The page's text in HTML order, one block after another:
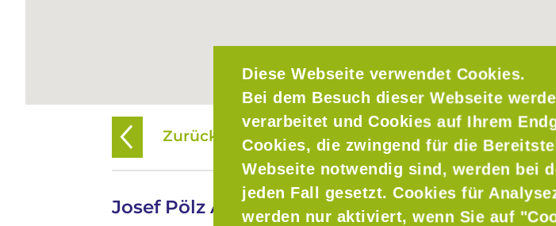
Diese Webseite verwendet Cookies.
Bei dem Besuch dieser Webseite
verarbeitet und Cookies auf Ihrem
Cookies, die zwingend für die
Webseite notwendig sind, werden bei
jeden Fall gesetzt. Cookies für
werden nur aktiviert, wenn Sie auf
Zurück zur Übersicht
Josef Pölz Alztaler Fruchtsäfte GmbH